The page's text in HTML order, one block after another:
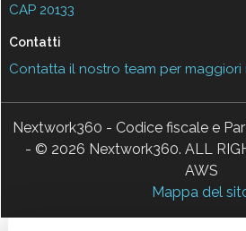
CAP 20133
Contatti
Contatta il nostro team per maggiori
Nextwork360 - Codice fiscale e
- © 2026 Nextwork360. ALL
AWS
Mappa del